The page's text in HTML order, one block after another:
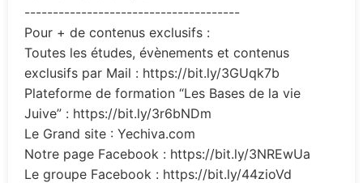
--------------------------------------
Pour + de contenus exclusifs :
Toutes les études, évènements et contenus
exclusifs par Mail : https://bit.ly/3GUqk7b
Plateforme de formation “Les Bases de la vie
Juive” : https://bit.ly/3r6bNDm
Le Grand site : Yechiva.com
Notre page Facebook : https://bit.ly/3NREwUa
Le groupe Facebook : https://bit.ly/44zioVd